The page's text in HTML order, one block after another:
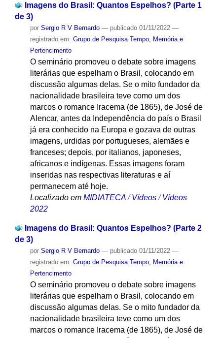
Imagens do Brasil: Quantos Espelhos? (Parte 1
de 3)
por Sergio R V Bernardo — publicado01/11/2022 —
registrado em: Grupo de Pesquisa Tempo, Memória e
Pertencimento
O seminário promoveu o debate sobre imagens
literárias que espelham o Brasil, colocando em
discussão algumas delas. Se o mito fundador da
nacionalidade brasileira teve como um dos
marcos o romance Iracema (de 1865), de José de
Alencar, antes da Independência do país o Brasil
já era conhecido na Europa e gozava de outras
imagens, urdidas por portugueses, alemães e
franceses; depois, por italianos, japoneses,
africanos e indígenas. Essas imagens foram
inseridas nas respectivas literaturas e aí
permanecem até hoje.
Localizado em MIDIATECA /Vídeos /Vídeos
2022
Imagens do Brasil: Quantos Espelhos? (Parte 2
de 3)
por Sergio R V Bernardo — publicado01/11/2022 —
registrado em: Grupo de Pesquisa Tempo, Memória e
Pertencimento
O seminário promoveu o debate sobre imagens
literárias que espelham o Brasil, colocando em
discussão algumas delas. Se o mito fundador da
nacionalidade brasileira teve como um dos
marcos o romance Iracema (de 1865), de José de